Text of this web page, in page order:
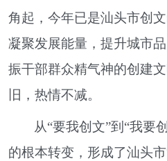
角起，今年已是汕头市创
凝聚发展能量，提升城市
振干部群众精气神的创建
旧，热情不减。
从“要我创文”到“我要
的根本转变，形成了汕头